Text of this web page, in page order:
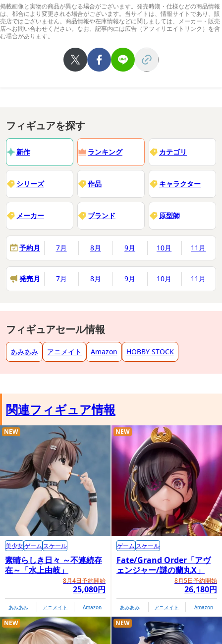
掲載画像と実物の商品が異なる場合がございます。発売時期・仕様などの商品情報
は、都合により変更される場合がございます。当サイトは、情報サイトであり、販
売店ではございません。商品情報や在庫情報などに関しましては、メーカー・販売
店へお問い合わせください。なお、記事内には広告（アフィリエイトリンク）を含
む場合があります。
フィギュアを探す
新作 ランキング カテゴリ
シリーズ 作品 キャラクター
メーカー ブランド 原型師
予約月 7月 8月 9月 10月 11月
発売月 7月 8月 9月 10月 11月
フィギュアセール情報
あみあみ アニメイト Amazon HOBBY STOCK
関連フィギュア情報
素晴らしき日々 ～不連続存
在～「水上由岐」
8月4日予約開始
25,080円
NEW
美少女ゲーム スケール
あみあみ アニメイト Amazon
Fate/Grand Order「アヴ
ェンジャー/謎の蘭丸X」
8月5日予約開始
26,180円
NEW
ゲーム スケール
あみあみ アニメイト Amazon
NEW NEW